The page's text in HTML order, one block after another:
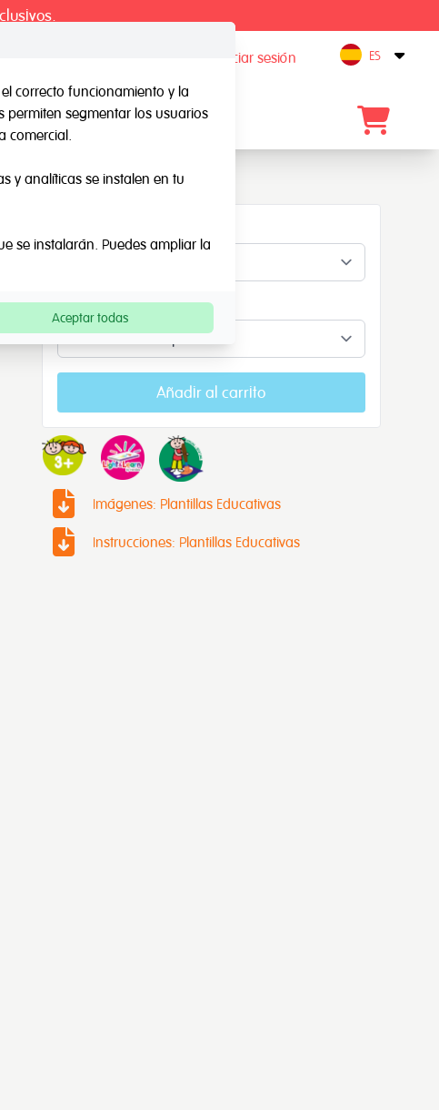
Registro / Iniciar sesión Open
ES
Blog Contacto
Formas
Añadir al carrito
Imágenes: Plantillas Educativas
Instrucciones: Plantillas Educativas
correcto funcionamiento y la
permiten segmentar los usuarios
comercial.
y analíticas se instalen en tu
se instalarán. Puedes ampliar la
Aceptar todas